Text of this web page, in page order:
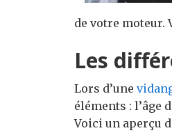
de votre moteur.
Les
Lors d’une
éléments : l’âge
Voici un aperçu